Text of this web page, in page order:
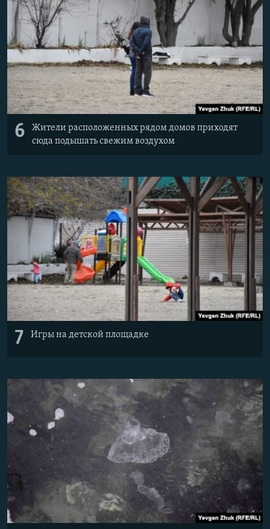
6
Жители расположенных рядом домов приходят
сюда подышать свежим воздухом
7 Игры на детской площадке